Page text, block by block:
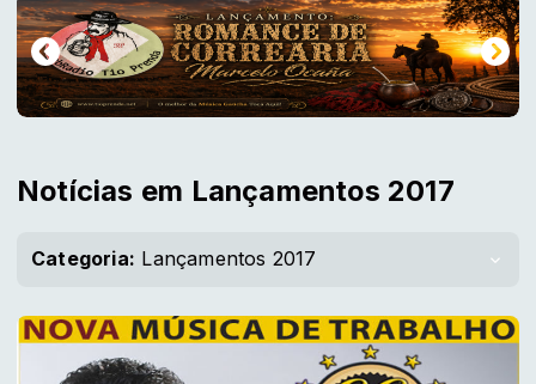
Notícias em Lançamentos 2017
Categoria: Lançamentos 2017